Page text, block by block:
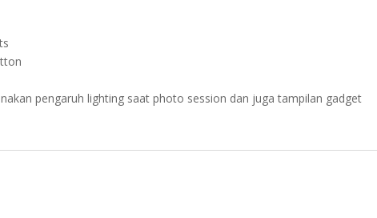
pengaruh lighting saat photo session dan juga tampilan gadget